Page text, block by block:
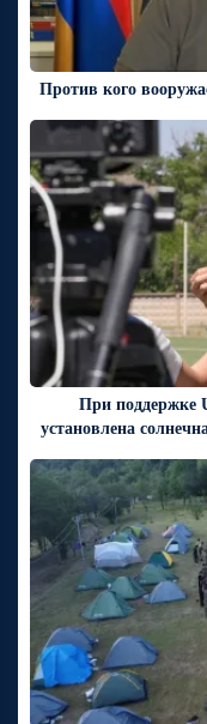
Против кого
При поддержке
установлена